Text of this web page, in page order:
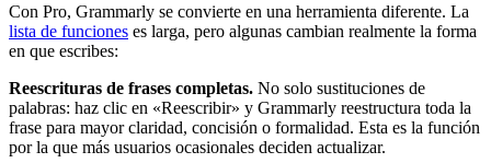
Con Pro, Grammarly se convierte en una herramienta diferente. La
lista de funciones es larga, pero algunas cambian realmente la forma
en que escribes:
Reescrituras de frases completas. No solo sustituciones de
palabras: haz clic en «Reescribir» y Grammarly reestructura toda la
frase para mayor claridad, concisión o formalidad. Esta es la función
por la que más usuarios ocasionales deciden actualizar.